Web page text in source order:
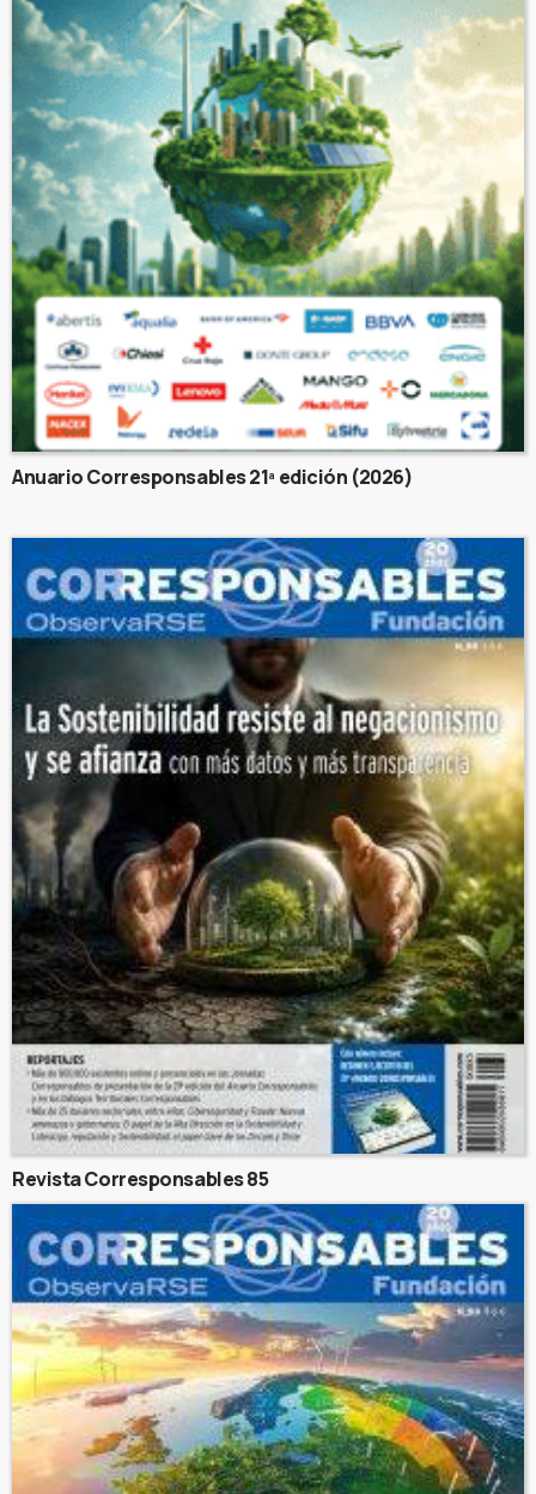
Anuario Corresponsables 21ª edición (2026)
Revista Corresponsables 85